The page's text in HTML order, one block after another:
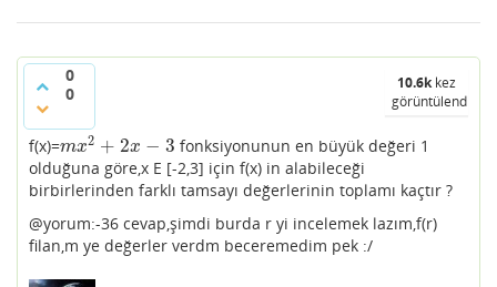
0
0
10.6kkez
görüntülendi
f(x)=mx2 + 2x − 3
mx2+ 2x −3
fonksiyonunun en büyük değeri 1
olduğuna göre,x E [-2,3] için f(x) in alabileceği
birbirlerinden farklı tamsayı değerlerinin toplamı kaçtır ?
@yorum:-36 cevap,şimdi burda r yi incelemek lazım,f(r)
filan,m ye değerler verdm beceremedim pek :/